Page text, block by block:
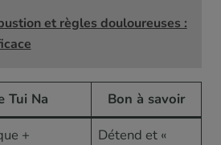
et règles douloureuses :
Tui Na Bon à savoir
+
Détend et «